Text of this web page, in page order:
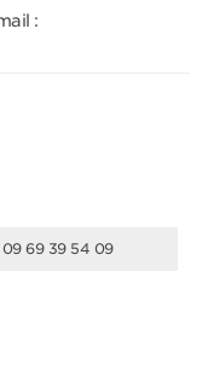
:
09 69 39 54 09